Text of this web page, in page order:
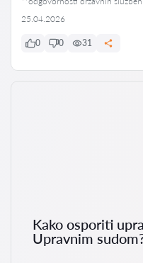
25.04.2026
0 0 31
Kako osporiti
Upravnim